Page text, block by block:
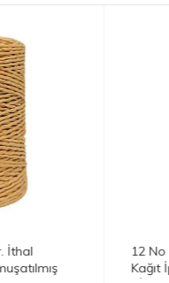
12 No 180-220
Kağıt İp